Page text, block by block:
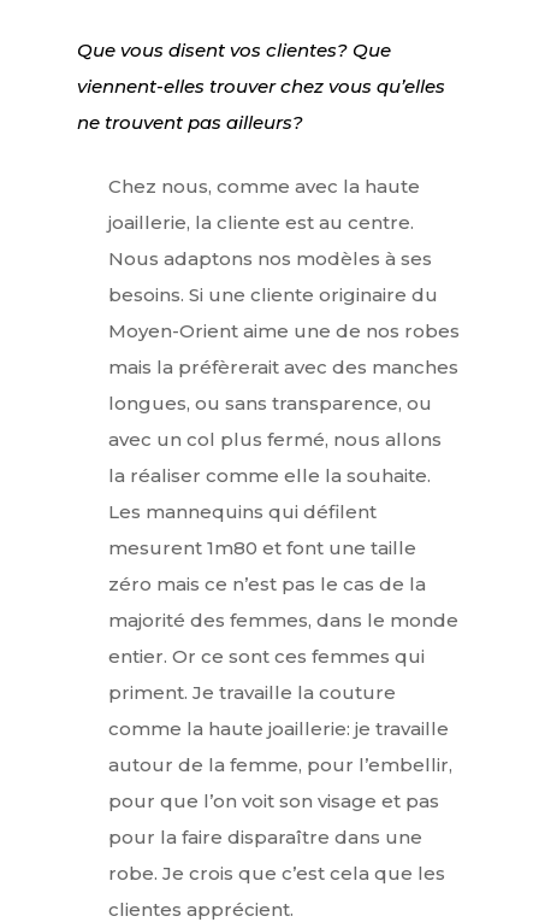
Que vous disent vos clientes? Que
viennent-elles trouver chez vous qu’elles
ne trouvent pas ailleurs?
Chez nous, comme avec la haute
joaillerie, la cliente est au centre.
Nous adaptons nos modèles à ses
besoins. Si une cliente originaire du
Moyen-Orient aime une de nos robes
mais la préfèrerait avec des manches
longues, ou sans transparence, ou
avec un col plus fermé, nous allons
la réaliser comme elle la souhaite.
Les mannequins qui défilent
mesurent 1m80 et font une taille
zéro mais ce n’est pas le cas de la
majorité des femmes, dans le monde
entier. Or ce sont ces femmes qui
priment. Je travaille la couture
comme la haute joaillerie: je travaille
autour de la femme, pour l’embellir,
pour que l’on voit son visage et pas
pour la faire disparaître dans une
robe. Je crois que c’est cela que les
clientes apprécient.